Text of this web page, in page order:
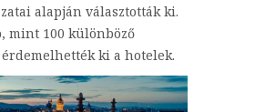
alapján választották ki.
mint 100 különböző
ki a hotelek.